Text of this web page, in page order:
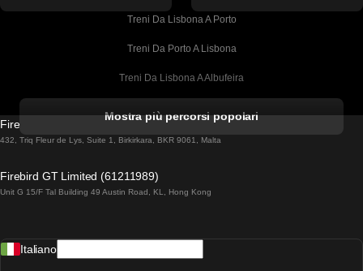
Treni Da Lisbona A Porto
Treni Da Porto A Lisbona
Treni Da Lisbona A Albufeira
Treni Da Lisbona A Lagos
Treni Da Lisbona A Madrid
Mostra più percorsi popolari
Firebird GT Limited (OC 1451)
432, Triq Fleur de Lys, Suite 1, Birkirkara, BKR 9061, Malta
Firebird GT Limited (61211989)
Unit G 15/F Tal Building 49 Austin Road, KL, Hong Kong
Italiano